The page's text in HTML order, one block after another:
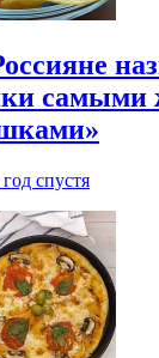
год спустя